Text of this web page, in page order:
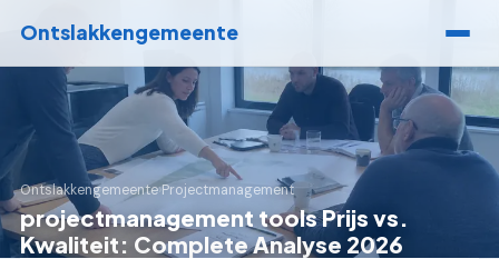
Ontslakkengemeente
Ontslakkengemeente›Projectmanagement
projectmanagement tools Prijs vs.
Kwaliteit: Complete Analyse 2026